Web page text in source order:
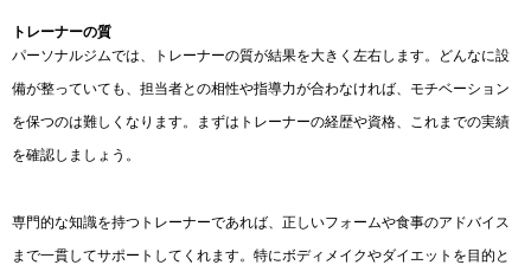
トレーナーの質
パーソナルジムでは、トレーナーの質が結果を大きく左右します。どんなに設
備が整っていても、担当者との相性や指導力が合わなければ、モチベーション
を保つのは難しくなります。まずはトレーナーの経歴や資格、これまでの実績
を確認しましょう。
専門的な知識を持つトレーナーであれば、正しいフォームや食事のアドバイス
まで一貫してサポートしてくれます。特にボディメイクやダイエットを目的と